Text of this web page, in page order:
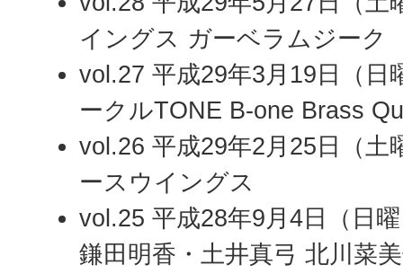
イングス ガーベラムジーク
vol.27 平成29年3月19日（日
ークルTONE B-one Brass
vol.26 平成29年2月25日（土
ースウイングス
vol.25 平成28年9月4日（日
鎌田明香・土井真弓 北川菜